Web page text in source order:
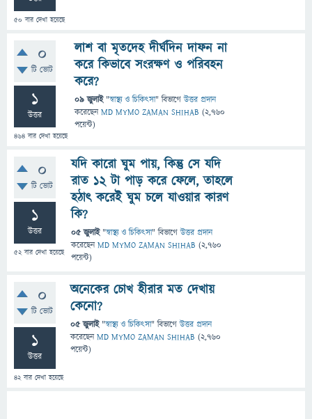
50 বার দেখা হয়েছে
0
টি ভোট
1
উত্তর
464 বার দেখা হয়েছে
লাশ বা মৃতদেহ দীর্ঘদিন দাফন না
করে কিভাবে সংরক্ষণ ও পরিবহন
করে?
09 জুলাই "স্বাস্থ্য ও চিকিৎসা" বিভাগে উত্তর প্রদান
করেছেনMD MYMO ZAMAN SHIHAB (2,760
পয়েন্ট)
0
টি ভোট
1
উত্তর
52বার দেখা হয়েছে
যদি কারো ঘুম পায়, কিন্তু সে যদি
রাত ১২ টা পাড় করে ফেলে, তাহলে
হঠাৎ করেই ঘুম চলে যাওয়ার কারণ
কি?
05 জুলাই "স্বাস্থ্য ও চিকিৎসা" বিভাগে উত্তর প্রদান
করেছেনMD MYMO ZAMAN SHIHAB (2,760
পয়েন্ট)
0
টি ভোট
1
উত্তর
42বার দেখা হয়েছে
অনেকের চোখ হীরার মত দেখায়
কেনো?
05 জুলাই "স্বাস্থ্য ও চিকিৎসা" বিভাগে উত্তর প্রদান
করেছেনMD MYMO ZAMAN SHIHAB (2,760
পয়েন্ট)